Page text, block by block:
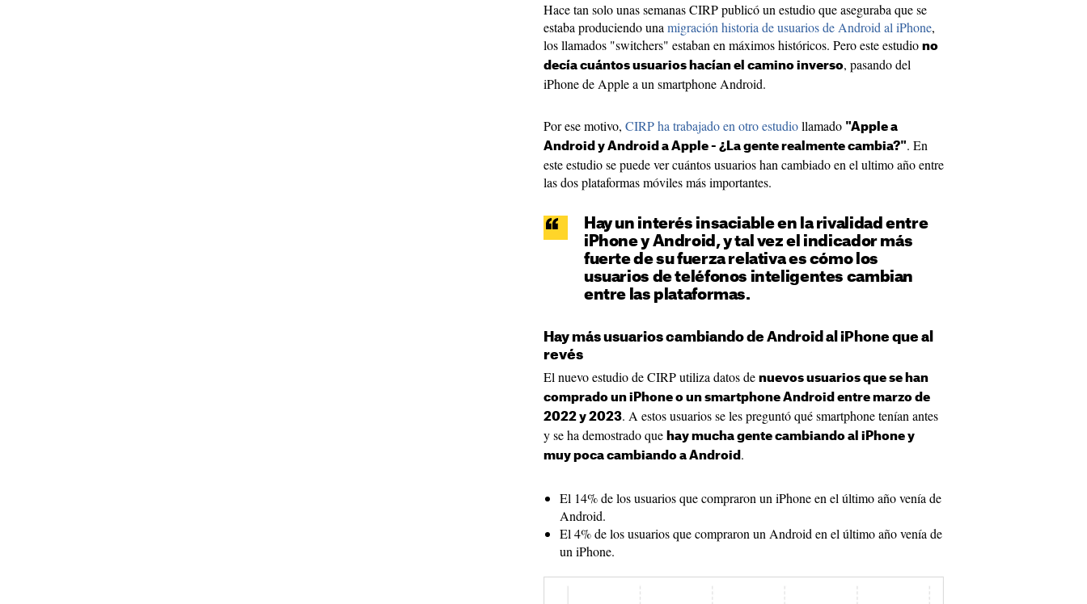
Hace tan solo unas semanas CIRP publicó un estudio que aseguraba que se
estaba produciendo una migración historia de usuarios de Android al iPhone,
los llamados "switchers" estaban en máximos históricos. Pero este estudio no
decía cuántos usuarios hacían el camino inverso, pasando del
iPhone de Apple a un smartphone Android.
Por ese motivo, CIRP ha trabajado en otro estudiollamado "Apple a
Android y Android a Apple - ¿La gente realmente cambia?". En
este estudio se puede ver cuántos usuarios han cambiado en el ultimo año entre
las dos plataformas móviles más importantes.
Hay un interés insaciable en la rivalidad entre
iPhone y Android, y tal vez el indicador más
fuerte de su fuerza relativa es cómo los
usuarios de teléfonos inteligentes cambian
entre las plataformas.
Hay más usuarios cambiando de Android al iPhone que al
revés
El nuevo estudio de CIRP utiliza datos de nuevos usuarios que se han
comprado un iPhone o un smartphone Android entre marzo de
2022 y 2023. A estos usuarios se les preguntó qué smartphone tenían antes
y se ha demostrado que hay mucha gente cambiando al iPhone y
muy poca cambiando a Android .
El 14% de los usuarios que compraron un iPhone en el último año venía de
Android.
El 4% de los usuarios que compraron un Android en el último año venía de
un iPhone.